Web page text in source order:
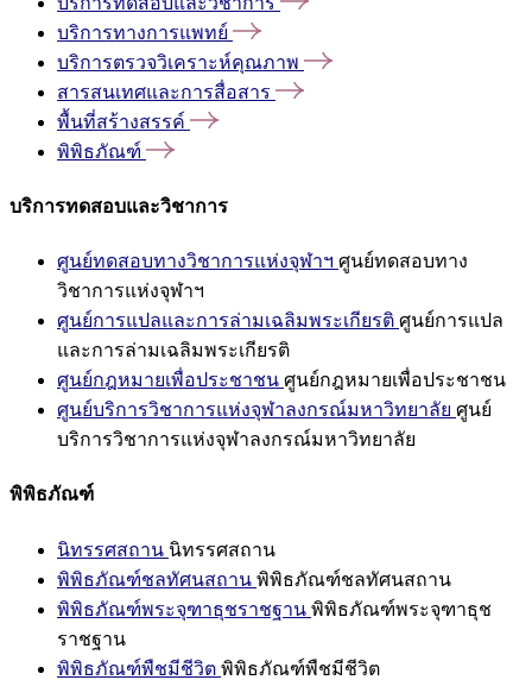
บริการทางการแพทย์
บริการตรวจวิเคราะห์คุณภาพ
สารสนเทศและการสื่อสาร
พื้นที่สร้างสรรค์
พิพิธภัณฑ์
บริการทดสอบและวิชาการ
ศูนย์ทดสอบทางวิชาการแห่งจุฬาฯ ศูนย์ทดสอบทาง
วิชาการแห่งจุฬาฯ
ศูนย์การแปลและการล่ามเฉลิมพระเกียรติ ศูนย์การแปล
และการล่ามเฉลิมพระเกียรติ
ศูนย์กฎหมายเพื่อประชาชน ศูนย์กฎหมายเพื่อประชาชน
ศูนย์บริการวิชาการแห่งจุฬาลงกรณ์มหาวิทยาลัย ศูนย์
บริการวิชาการแห่งจุฬาลงกรณ์มหาวิทยาลัย
พิพิธภัณฑ์
นิทรรศสถาน นิทรรศสถาน
พิพิธภัณฑ์ชลทัศนสถาน พิพิธภัณฑ์ชลทัศนสถาน
พิพิธภัณฑ์พระจุฑาธุชราชฐาน พิพิธภัณฑ์พระจุฑาธุช
ราชฐาน
พิพิธภัณฑ์พืชมีชีวิต พิพิธภัณฑ์พืชมีชีวิต